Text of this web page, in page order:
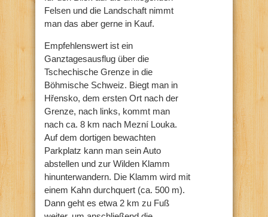
Felsen und die Landschaft nimmt
man das aber gerne in Kauf.
Empfehlenswert ist ein
Ganztagesausflug über die
Tschechische Grenze in die
Böhmische Schweiz. Biegt man in
Hřensko, dem ersten Ort nach der
Grenze, nach links, kommt man
nach ca. 8 km nach Mezní Louka.
Auf dem dortigen bewachten
Parkplatz kann man sein Auto
abstellen und zur Wilden Klamm
hinunterwandern. Die Klamm wird mit
einem Kahn durchquert (ca. 500 m).
Dann geht es etwa 2 km zu Fuß